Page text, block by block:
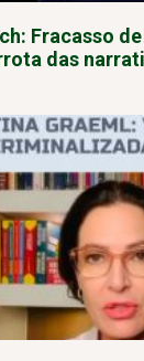
Fracasso
das